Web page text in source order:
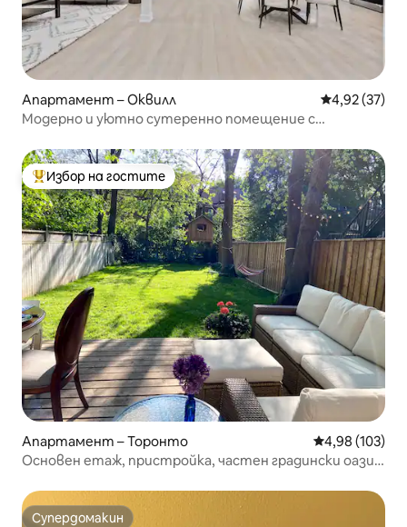
Апартамент – Оквилл Средна
4,92 (37)
Модерно и уютно сутеренно помещение с
Най-популярен избор на гостите
Избор на гостите
Апартамент – Торонто Средна
4,98 (103)
Основен етаж, пристройка, частен градински оазис,
Супердомакин